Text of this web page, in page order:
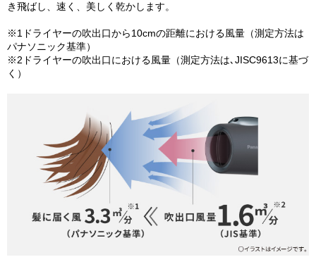
き飛ばし、速く、美しく乾かします。
※1ドライヤーの吹出口から10cmの距離における風量（測定方法は
パナソニック基準）
※2ドライヤーの吹出口における風量（測定方法は､JISC9613に基づ
く）